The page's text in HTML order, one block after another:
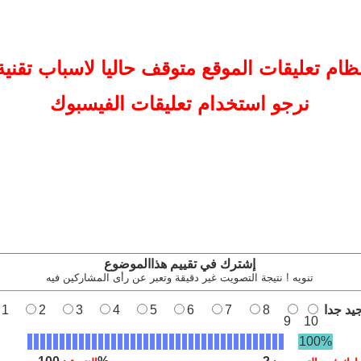
تعليقات الموقع متوقف حاليا لاسباب
نرجو استخدام تعليقات الفيسبوك
إشترك في تقييم هذاالموضوع
تنويه ! نتيجة التصويت غير دقيقة وتعبر عن رأى المشاركين فيه
1 2 3 4 5 6 7
8
9
10
جدا
100%